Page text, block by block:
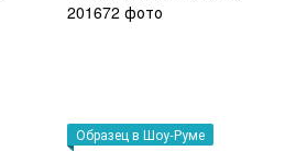
Образец в Шоу-Руме